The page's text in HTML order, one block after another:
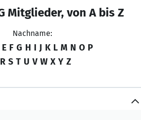
Mitglieder, von A bis Z
Nachname:
E F G H I J K L M N O P
R S T U V W X Y Z